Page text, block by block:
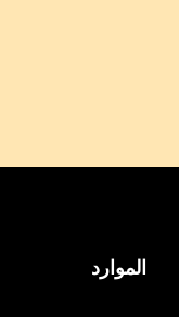
الموارد